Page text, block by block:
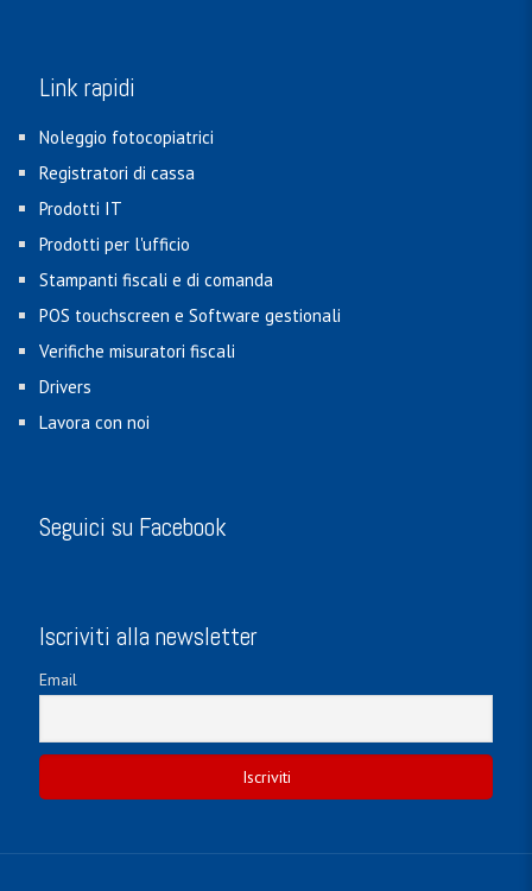
Link rapidi
Noleggio fotocopiatrici
Registratori di cassa
Prodotti IT
Prodotti per l'ufficio
Stampanti fiscali e di comanda
POS touchscreen e Software gestionali
Verifiche misuratori fiscali
Drivers
Lavora con noi
Seguici su Facebook
Iscriviti alla newsletter
Email